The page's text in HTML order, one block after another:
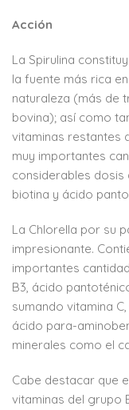
Acción
La Spirulina
la fuente más rica
naturaleza (más de
bovina); así como
vitaminas restantes
muy importantes
considerables dosis
biotina y ácido
La Chlorella por su
impresionante.
importantes
B3, ácido
sumando vitamina
ácido para-
minerales como el
Cabe destacar que
vitaminas del grupo